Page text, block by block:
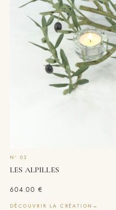
LES ALPILLES
604.00 €
DÉCOUVRIR LA CRÉATION →